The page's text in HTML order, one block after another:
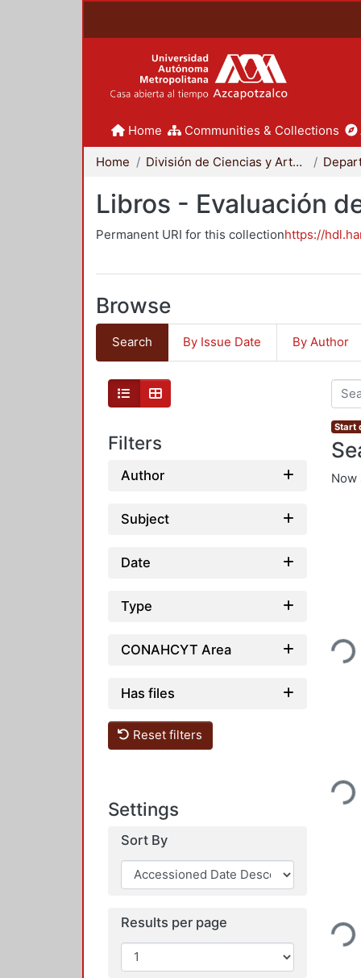
Home Communities & Collections
Home División de Ciencias y Artes para el Diseño
Libros - Evaluación
Permanent URI for this collectionhttps://
Browse
Search By Issue Date By Author
Filters
Author
Subject
Date
Type
CONAHCYT Area
Has files
Reset filters
Settings
Sort By
Results per page
Start
Now